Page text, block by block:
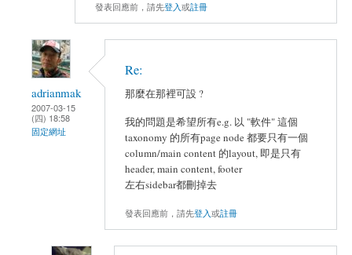
發表回應前，請先登入或註冊
adrianmak
2007-03-15
(四) 18:58
固定網址
Re:
那麼在那裡可設 ?
我的問題是希望所有e.g. 以 "軟件" 這個
taxonomy 的所有page node 都要只有一個
column/main content 的layout, 即是只有
header, main content, footer
左右sidebar都刪掉去
發表回應前，請先登入或註冊